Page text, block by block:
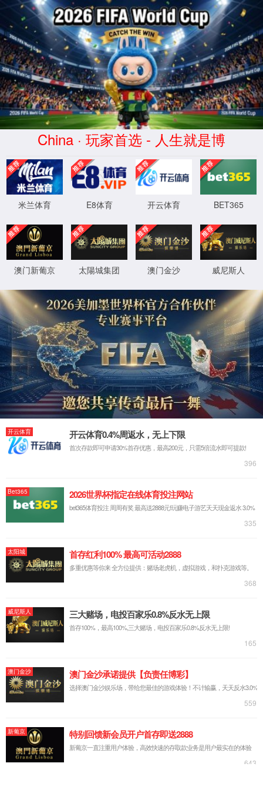
CHINA·yl7703永利|集团官网
学校首页 首页 学院概况
首页>>人才培养>>本科生教育>>培养方案>>正文
学院制度
附件【 学院制度.pdf】已下载次